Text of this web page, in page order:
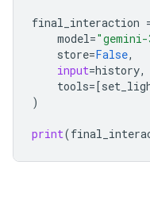
final_interaction
model=
store=False,
input=history,
tools= [
)
print(